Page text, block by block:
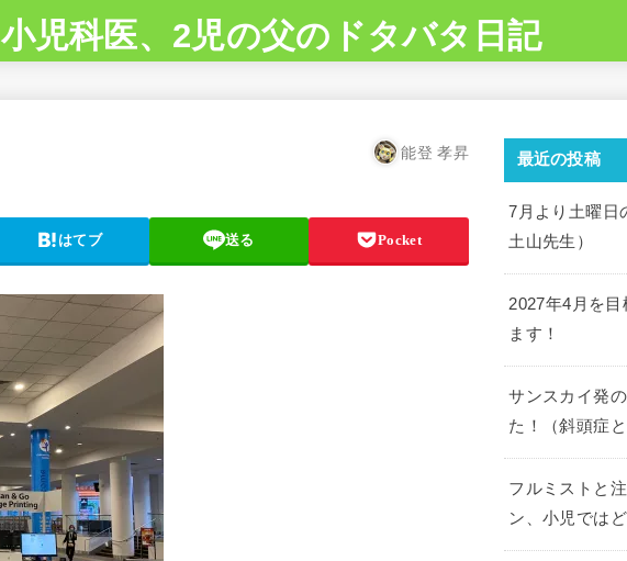
小児科医、2児の父のドタバタ日記
能登 孝昇
はてブ 送る Pocket
最近の投稿
7月より土曜日
土山先生）
2027年4月を
ます！
サンスカイ発
た！（斜頭症
フルミストと
ン、小児では